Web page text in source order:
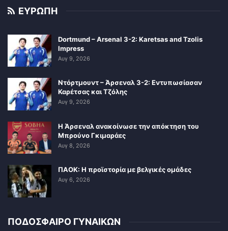
ΕΥΡΩΠΗ
Dortmund – Arsenal 3-2: Karetsas and Tzolis
Impress
Αυγ 9, 2026
Ντόρτμουντ – Άρσεναλ 3-2: Εντυπωσίασαν
Καρέτσας και Τζόλης
Αυγ 9, 2026
Η Άρσεναλ ανακοίνωσε την απόκτηση του
Μπρούνο Γκιμαράες
Αυγ 8, 2026
ΠΑΟΚ: Η προϊστορία με βελγικές ομάδες
Αυγ 6, 2026
ΠΟΔΟΣΦΑΙΡΟ ΓΥΝΑΙΚΩΝ